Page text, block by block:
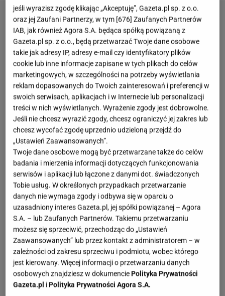
jeśli wyrazisz zgodę klikając „Akceptuję”, Gazeta.pl sp. z o.o.
oraz jej Zaufani Partnerzy, w tym [676] Zaufanych Partnerów
IAB, jak również Agora S.A. będąca spółką powiązaną z
Gazeta.pl sp. z o.o., będą przetwarzać Twoje dane osobowe
takie jak adresy IP, adresy e-mail czy identyfikatory plików
cookie lub inne informacje zapisane w tych plikach do celów
marketingowych, w szczególności na potrzeby wyświetlania
reklam dopasowanych do Twoich zainteresowań i preferencji w
swoich serwisach, aplikacjach i w Internecie lub personalizacji
treści w nich wyświetlanych. Wyrażenie zgody jest dobrowolne.
Jeśli nie chcesz wyrazić zgody, chcesz ograniczyć jej zakres lub
chcesz wycofać zgodę uprzednio udzieloną przejdź do
„Ustawień Zaawansowanych”.
Twoje dane osobowe mogą być przetwarzane także do celów
badania i mierzenia informacji dotyczących funkcjonowania
serwisów i aplikacji lub łączone z danymi dot. świadczonych
Tobie usług. W określonych przypadkach przetwarzanie
danych nie wymaga zgody i odbywa się w oparciu o
uzasadniony interes Gazeta.pl, jej spółki powiązanej – Agora
S.A. – lub Zaufanych Partnerów. Takiemu przetwarzaniu
możesz się sprzeciwić, przechodząc do „Ustawień
Zaawansowanych” lub przez kontakt z administratorem – w
zależności od zakresu sprzeciwu i podmiotu, wobec którego
jest kierowany. Więcej informacji o przetwarzaniu danych
osobowych znajdziesz w dokumenciePolityka Prywatności
Gazeta.pl iPolityka Prywatności Agora S.A.